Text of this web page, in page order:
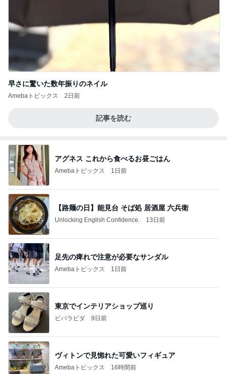
早さに驚いた数年振りのネイル
Amebaトピックス 2日前
記事を読む
アグネス これから食べるお昼ごはん
Amebaトピックス 1日前
【路麺の日】能見台 そば処 居酒屋 六兵衛
Unlocking English Confidence. 13日前
足先の痺れで注意が必要なサンダル
Amebaトピックス 1日前
東京でインテリアショップ巡り
ビバラビダ 9日前
ヴィトンで見惚れた可愛いフィギュア
Amebaトピックス 16時間前